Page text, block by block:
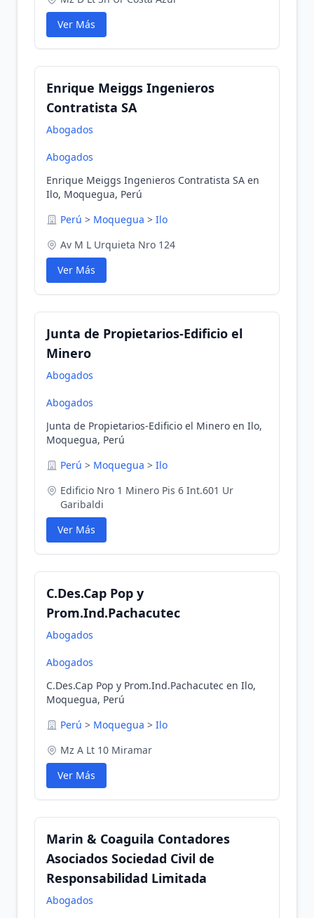
Ver Más
Enrique Meiggs Ingenieros
Contratista SA
Abogados
Abogados
Enrique Meiggs Ingenieros Contratista SA en
Ilo, Moquegua, Perú
Perú > Moquegua > Ilo
Av M L Urquieta Nro 124
Ver Más
Junta de Propietarios-Edificio el
Minero
Abogados
Abogados
Junta de Propietarios-Edificio el Minero en Ilo,
Moquegua, Perú
Perú > Moquegua > Ilo
Edificio Nro 1 Minero Pis 6 Int.601 Ur
Garibaldi
Ver Más
C.Des.Cap Pop y
Prom.Ind.Pachacutec
Abogados
Abogados
C.Des.Cap Pop y Prom.Ind.Pachacutec en Ilo,
Moquegua, Perú
Perú > Moquegua > Ilo
Mz A Lt 10 Miramar
Ver Más
Marin & Coaguila Contadores
Asociados Sociedad Civil de
Responsabilidad Limitada
Abogados